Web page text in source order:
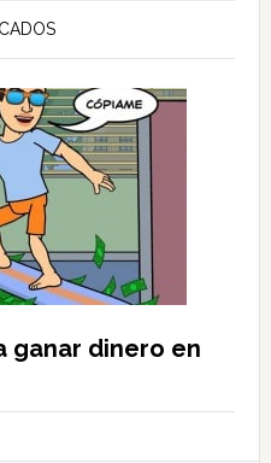
ganar dinero en